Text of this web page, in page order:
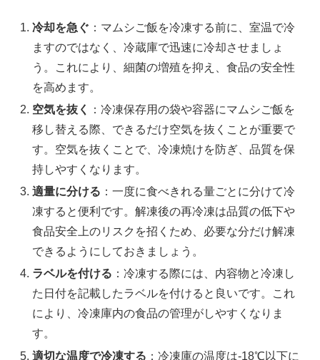
冷却を急ぐ ：マムシご飯を冷凍する前に、室温で冷
ますのではなく、冷蔵庫で迅速に冷却させましょ
う。これにより、細菌の増殖を抑え、食品の安全性
を高めます。
空気を抜く
：冷凍保存用の袋や容器にマムシご飯を
移し替える際、できるだけ空気を抜くことが重要で
す。空気を抜くことで、冷凍焼けを防ぎ、品質を保
持しやすくなります。
適量に分ける ：一度に食べきれる量ごとに分けて冷
凍すると便利です。解凍後の再冷凍は品質の低下や
食品安全上のリスクを招くため、必要な分だけ解凍
できるようにしておきましょう。
ラベルを付ける ：冷凍する際には、内容物と冷凍し
た日付を記載したラベルを付けると良いです。これ
により、冷凍庫内の食品の管理がしやすくなりま
す。
適切な温度で冷凍する ：冷凍庫の温度は-18℃以下に